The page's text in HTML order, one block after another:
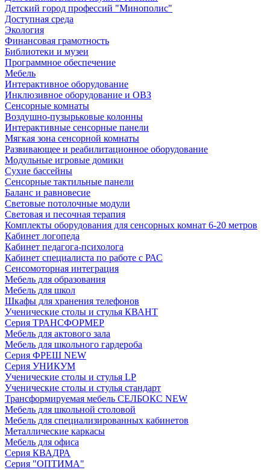
Детский город профессий "Минополис"
Доступная среда
Экология
Финансовая грамотность
Библиотеки и музеи
Программное обеспечение
Мебель
Интерактивное оборудование
Инклюзивное оборудование и ОВЗ
Cенсорные комнаты
Воздушно-пузырьковые колонны
Интерактивные сенсорные панели
Мягкая зона сенсорной комнаты
Развивающее и реабилитационное оборудование
Модульные игровые домики
Сухие бассейны
Сенсорные тактильные панели
Баланс и равновесие
Световые потолочные модули
Световая и песочная терапия
Комплекты оборудования для сенсорных комнат 6-20 метров
Кабинет логопеда
Кабинет педагога-психолога
Кабинет специалиста по работе с РАС
Сенсомоторная интеграция
Мебель для образования
Мебель для школ
Шкафы для хранения телефонов
Ученические столы и стулья КВАНТ
Серия ТРАНСФОРМЕР
Мебель для актового зала
Мебель для школьного гардероба
Серия ФРЕШ NEW
Серия УНИКУМ
Ученические столы и стулья LP
Ученические столы и стулья стандарт
Трансформируемая мебель СЕЛБОКС NEW
Мебель для школьной столовой
Мебель для специализированных кабинетов
Металлические каркасы
Мебель для офиса
Серия КВАДРА
Серия "ОПТИМА"